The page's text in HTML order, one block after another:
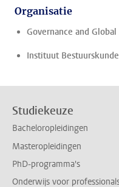
Organisatie
Governance and
Instituut Bestuurskunde
Studiekeuze
Bacheloropleidingen
Masteropleidingen
PhD-programma's
Onderwijs voor